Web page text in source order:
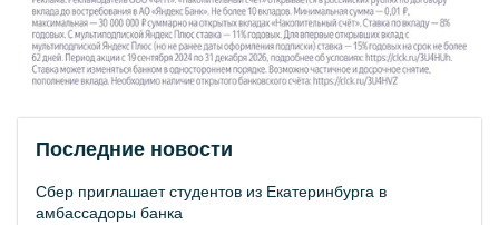
Последние новости
Сбер приглашает студентов из Екатеринбурга в
амбассадоры банка